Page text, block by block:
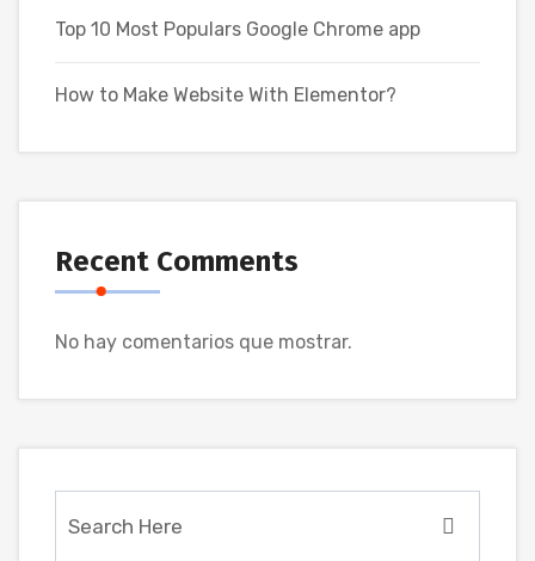
Top 10 Most Populars Google Chrome app
How to Make Website With Elementor?
Recent Comments
No hay comentarios que mostrar.